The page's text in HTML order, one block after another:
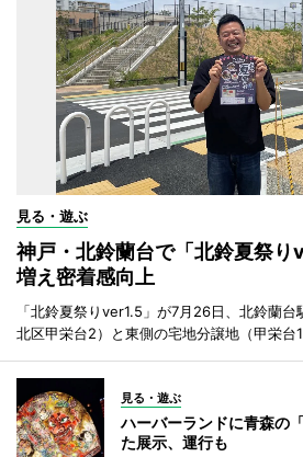
見る・遊ぶ
神戸・北鈴蘭台で「北鈴夏祭
増え密着感向上
「北鈴夏祭りver1.5」が7月26日、北鈴蘭
北区甲栄台2）と東側の宅地分譲地（甲栄台1
見る・遊ぶ
ハーバーランドに青森の
た展示、運行も